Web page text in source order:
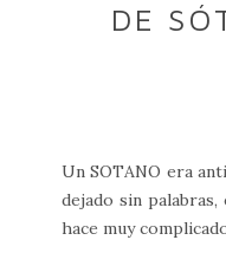
DE
Un SOTANO era
dejado sin
hace muy